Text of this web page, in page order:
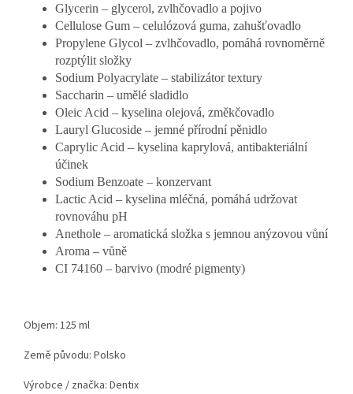
Glycerin – glycerol, zvlhčovadlo a pojivo
Cellulose Gum – celulózová guma, zahušťovadlo
Propylene Glycol – zvlhčovadlo, pomáhá rovnoměrně
rozptýlit složky
Sodium Polyacrylate – stabilizátor textury
Saccharin – umělé sladidlo
Oleic Acid – kyselina olejová, změkčovadlo
Lauryl Glucoside – jemné přírodní pěnidlo
Caprylic Acid – kyselina kaprylová, antibakteriální
účinek
Sodium Benzoate – konzervant
Lactic Acid – kyselina mléčná, pomáhá udržovat
rovnováhu pH
Anethole – aromatická složka s jemnou anýzovou vůní
Aroma – vůně
CI 74160 – barvivo (modré pigmenty)
Objem: 125 ml
Země původu: Polsko
Výrobce / značka: Dentix